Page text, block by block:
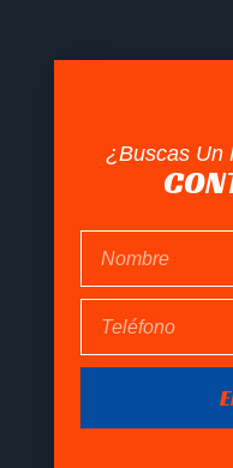
¿Buscas Un